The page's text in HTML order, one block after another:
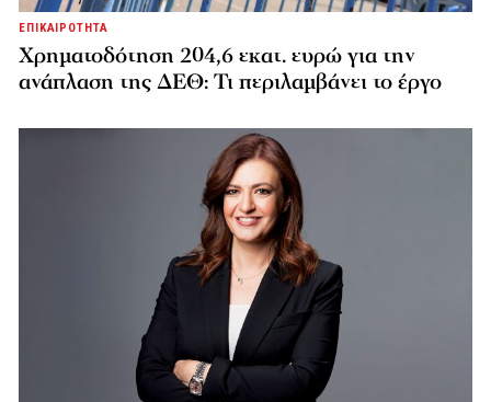
ΕΠΙΚΑΙΡΟΤΗΤΑ
Χρηματοδότηση 204,6 εκατ. ευρώ για την
ανάπλαση της ΔΕΘ: Τι περιλαμβάνει το έργο